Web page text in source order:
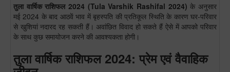
तुलावार्षिक राशिफल 2024 (Tula Varshik Rashifal 2024)के अनुसार
मई 2024 के बाद आठवें भाव में बृहस्पति की प्रतिकूल स्थिति के कारण घर-परिवार
से खुशियां नदारद रह सकती हैं। अवांछित विवाद हो सकते हैं ऐसे में आपको परिवार
के साथ कुछ समायोजन करने की आवश्यकता होगी।
तुला वार्षिक राशिफल 2024: प्रेम एवं वैवाहिक